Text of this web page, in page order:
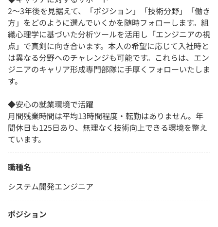
2～3年後を見据えて、「ポジション」「技術分野」「働き
方」をどのように選んでいくかを随時フォローします。組
織心理学に基づいた分析ツールを活用し「エンジニアの視
点」で真剣に向き合います。本人の希望に応じて入社時と
は異なる分野へのチャレンジも可能です。これらは、エン
ジニアのキャリア形成専門部隊に手厚くフォローいたしま
す。
◆安心の就業環境で活躍
月間残業時間は平均13時間程度・転勤はありません。年
間休日も125日あり、無理なく技術向上できる環境を整え
ています。
職種名
システム開発エンジニア
ポジション